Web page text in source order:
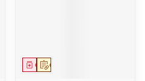
Op voorschrift
Geneesmiddel